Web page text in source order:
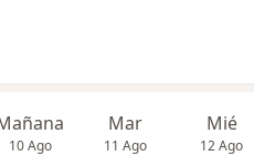
10 Ago
Mar
11 Ago
Mié
12 Ago